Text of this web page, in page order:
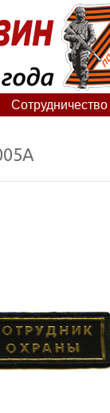
Сотрудничество